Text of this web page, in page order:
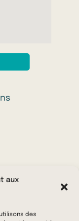
aux
des